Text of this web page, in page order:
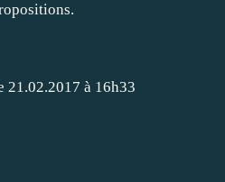
21.02.2017 à 16h33